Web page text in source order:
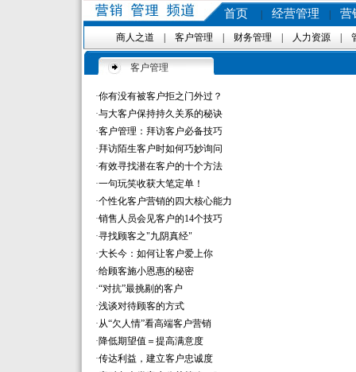
首页 经营管理 营
商人之道 客户管理 财务管理 人力资源
客户管理
·你有没有被客户拒之门外过？
·与大客户保持持久关系的秘诀
·客户管理：拜访客户必备技巧
·拜访陌生客户时如何巧妙询问
·有效寻找潜在客户的十个方法
·一句玩笑收获大笔定单！
·个性化客户营销的四大核心能力
·销售人员会见客户的14个技巧
·寻找顾客之"九阴真经"
·大长今：如何让客户爱上你
·给顾客施小恩惠的秘密
·“对抗”最挑剔的客户
·浅谈对待顾客的方式
·从“欠人情”看高端客户营销
·降低期望值＝提高满意度
·传达利益，建立客户忠诚度